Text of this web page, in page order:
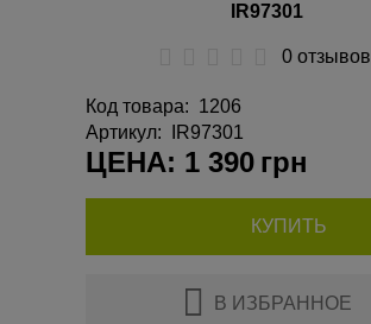
IR97301
0 отзывов
Код товара: 1206
Артикул: IR97301
ЦЕНА: 1 390 грн
КУПИТЬ
В ИЗБРАННОЕ